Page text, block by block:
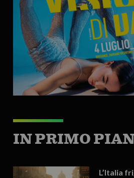
IN PRIMO
L’Italia